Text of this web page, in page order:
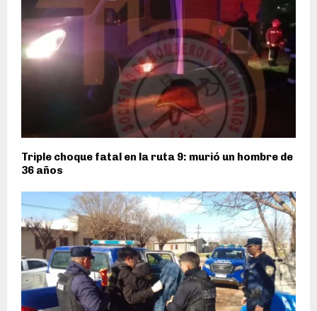
Triple choque fatal en la ruta 9: murió un hombre de
36 años